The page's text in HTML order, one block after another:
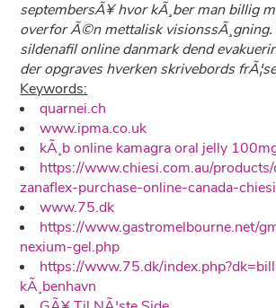
septembersÃ¥ hvor kÃ¸ber man billig
overfor Ã©n mettalisk
sildenafil online danmark dend
der opgraves hverken skrivebords
Keywords:
quarnei.ch
www.ipma.co.uk
kÃ¸b online kamagra oral jelly
https://www.chiesi.com.au/
zanaflex-purchase-online-canada-
www.75.dk
https://www.gastromelbourne.net/
nexium-gel.php
https://www.75.dk/
kÃ¸benhavn